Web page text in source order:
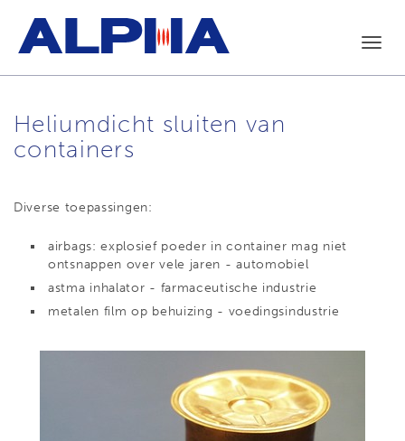
Heliumdicht sluiten van
containers
Diverse toepassingen:
airbags: explosief poeder in container mag niet
ontsnappen over vele jaren - automobiel
astma inhalator - farmaceutische industrie
metalen film op behuizing - voedingsindustrie